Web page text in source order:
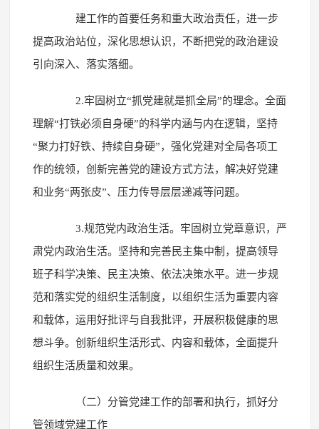
建工作的首要任务和重大政治责任，进一步
提高政治站位，深化思想认识，不断把党的政治建设
引向深入、落实落细。
2.牢固树立“抓党建就是抓全局”的理念。全面
理解“打铁必须自身硬”的科学内涵与内在逻辑，坚持
“聚力打好铁、持续自身硬”，强化党建对全局各项工
作的统领，创新完善党的建设方式方法，解决好党建
和业务“两张皮”、压力传导层层递减等问题。
3.规范党内政治生活。牢固树立党章意识，严
肃党内政治生活。坚持和完善民主集中制，提高领导
班子科学决策、民主决策、依法决策水平。进一步规
范和落实党的组织生活制度，以组织生活为重要内容
和载体，运用好批评与自我批评，开展积极健康的思
想斗争。创新组织生活形式、内容和载体，全面提升
组织生活质量和效果。
（二）分管党建工作的部署和执行，抓好分
管领域党建工作